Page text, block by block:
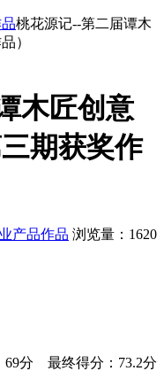
桃花源记--第二届谭木
）
木匠创意
期获奖作
产品作品 浏览量：1620
69分 最终得分：73.2分